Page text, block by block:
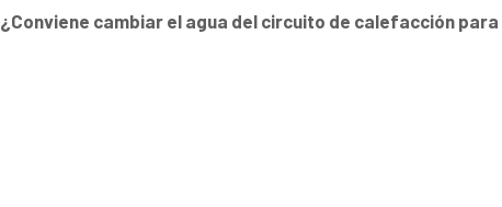
¿Conviene cambiar el agua del circuito de calefacción